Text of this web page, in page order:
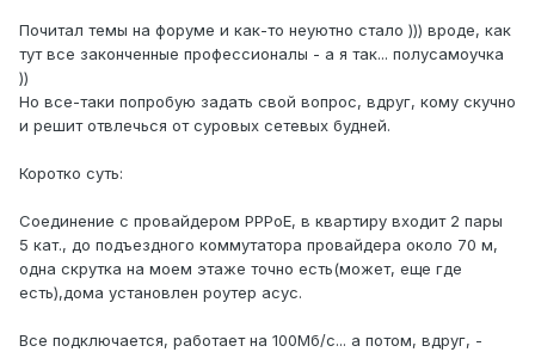
Почитал темы на форуме и как-то неуютно стало ))) вроде, как
тут все законченные профессионалы - а я так... полусамоучка
))
Но все-таки попробую задать свой вопрос, вдруг, кому скучно
и решит отвлечься от суровых сетевых будней.
Коротко суть:
Соединение с провайдером РРРоЕ, в квартиру входит 2 пары
5 кат., до подъездного коммутатора провайдера около 70 м,
одна скрутка на моем этаже точно есть(может, еще где
есть),дома установлен роутер асус.
Все подключается, работает на 100Мб/с... а потом, вдруг, -